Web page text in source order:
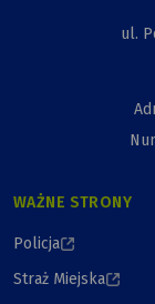
ul.
WAŻNE STRONY
Policja
Straż Miejska